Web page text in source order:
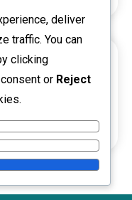
deliver
traffic. You can
clicking
or Reject